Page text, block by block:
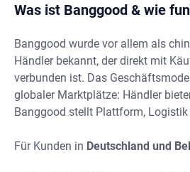
Was ist Banggood & wie
Banggood wurde vor allem als
Händler bekannt, der direkt mit
verbunden ist. Das
globaler Marktplätze: Händler
Banggood stellt Plattform,
Für Kunden in Deutschland und